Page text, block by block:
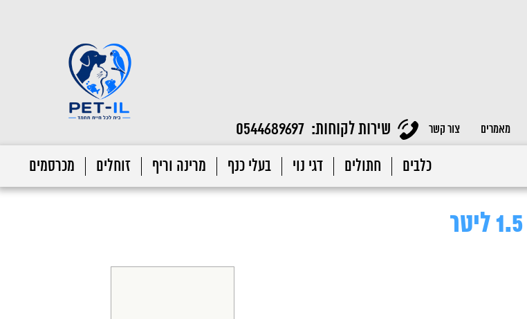
מאמרים צור קשר שירות לקוחות: 0544689697
כלבים חתולים דגי נוי בעלי כנף מרינה וריף זוחלים מכרסמים